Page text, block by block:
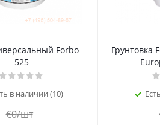
Forbo
525
в наличии (10)
€0/шт
Грунтовка